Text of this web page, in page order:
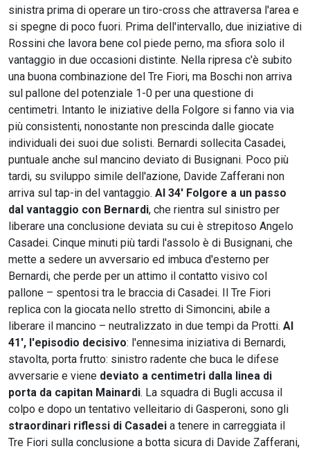
sinistra prima di operare un tiro-cross che attraversa l'area e
si spegne di poco fuori. Prima dell'intervallo, due iniziative di
Rossini che lavora bene col piede perno, ma sfiora solo il
vantaggio in due occasioni distinte. Nella ripresa c'è subito
una buona combinazione del Tre Fiori, ma Boschi non arriva
sul pallone del potenziale 1-0 per una questione di
centimetri. Intanto le iniziative della Folgore si fanno via via
più consistenti, nonostante non prescinda dalle giocate
individuali dei suoi due solisti. Bernardi sollecita Casadei,
puntuale anche sul mancino deviato di Busignani. Poco più
tardi, su sviluppo simile dell'azione, Davide Zafferani non
arriva sul tap-in del vantaggio. Al 34' Folgore a un passo
dal vantaggio con Bernardi, che rientra sul sinistro per
liberare una conclusione deviata su cui è strepitoso Angelo
Casadei. Cinque minuti più tardi l'assolo è di Busignani, che
mette a sedere un avversario ed imbuca d'esterno per
Bernardi, che perde per un attimo il contatto visivo col
pallone – spentosi tra le braccia di Casadei. Il Tre Fiori
replica con la giocata nello stretto di Simoncini, abile a
liberare il mancino – neutralizzato in due tempi da Protti. Al
41', l'episodio decisivo: l'ennesima iniziativa di Bernardi,
stavolta, porta frutto: sinistro radente che buca le difese
avversarie e viene deviato a centimetri dalla linea di
porta da capitan Mainardi. La squadra di Bugli accusa il
colpo e dopo un tentativo velleitario di Gasperoni, sono gli
straordinari riflessi di Casadei a tenere in carreggiata il
Tre Fiori sulla conclusione a botta sicura di Davide Zafferani,